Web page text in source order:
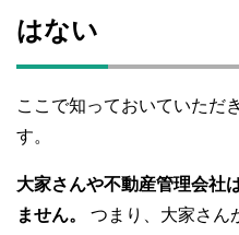
はない
ここで知っておいていただ
す。
大家さんや不動産管理会社
ません。
つまり、大家さん